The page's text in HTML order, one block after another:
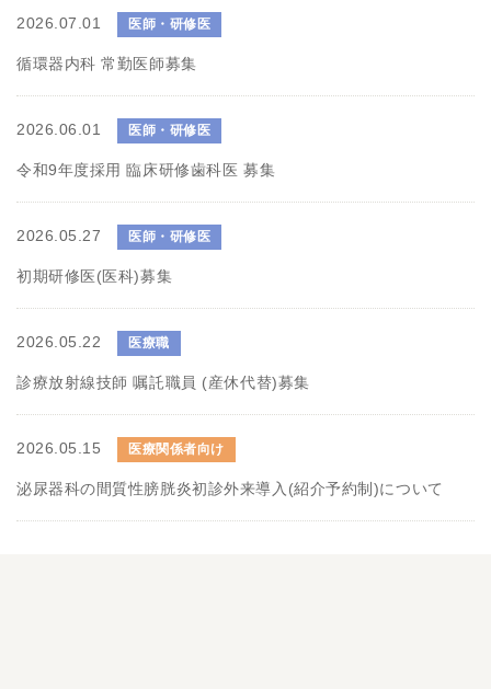
2026.07.01 医師・研修医
循環器内科 常勤医師募集
2026.06.01 医師・研修医
令和9年度採用 臨床研修歯科医 募集
2026.05.27 医師・研修医
初期研修医(医科)募集
2026.05.22 医療職
診療放射線技師 嘱託職員 (産休代替)募集
2026.05.15 医療関係者向け
泌尿器科の間質性膀胱炎初診外来導入(紹介予約制)について